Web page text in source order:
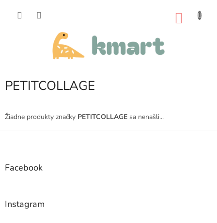
PETITCOLLAGE
Žiadne produkty značky PETITCOLLAGE sa nenašli...
Z
Facebook
Instagram